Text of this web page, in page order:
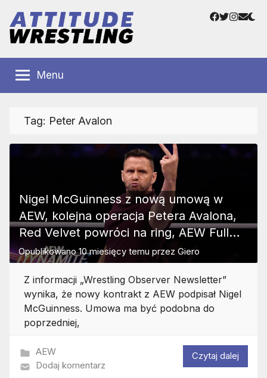
treści
Wrestling
Polska
Wrestlingu
Facebook
Twitter
Menu
Tag: Peter Avalon
Nigel McGuinness z nową umową w
AEW, kolejna operacja Petera Avalona,
Red Velvet powróci na ring, AEW Full
Match
Opublikowano10 miesięcy temu przez Giero
Z informacji „Wrestling Observer Newsletter”
wynika, że nowy kontrakt z AEW podpisał Nigel
McGuinness. Umowa ma być podobna do
poprzedniej,
AEW
Dodaj komentarz
Czytaj dalej